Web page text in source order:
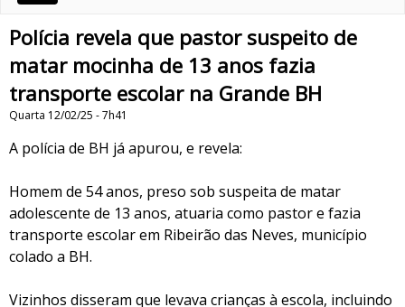
Polícia revela que pastor suspeito de
matar mocinha de 13 anos fazia
transporte escolar na Grande BH
Quarta 12/02/25 - 7h41
A polícia de BH já apurou, e revela:
Homem de 54 anos, preso sob suspeita de matar
adolescente de 13 anos, atuaria como pastor e fazia
transporte escolar em Ribeirão das Neves, município
colado a BH.
Vizinhos disseram que levava crianças à escola, incluindo